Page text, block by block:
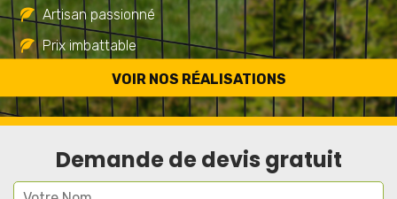
VOIR NOS RÉALISATIONS
Artisan passionné
Prix imbattable
Travail de qualité
Demande de devis gratuit